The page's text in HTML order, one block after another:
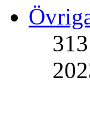
313